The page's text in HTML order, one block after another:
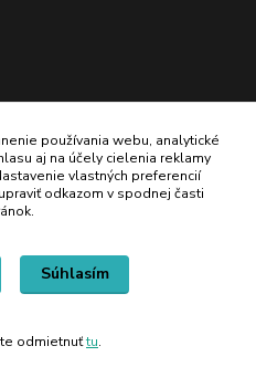
používania webu, analytické
aj na účely cielenia reklamy
vlastných preferencií
odkazom v spodnej časti
Súhlasím
odmietnuťtu.